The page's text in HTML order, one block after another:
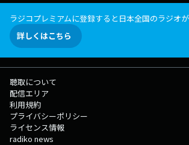
ラジコプレミアムに登録すると日本全国のラジオ
詳しくはこちら
聴取について
配信エリア
利用規約
プライバシーポリシー
ライセンス情報
radiko news